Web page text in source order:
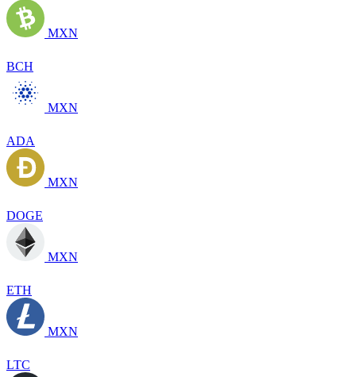
MXN
BCH
MXN
ADA
MXN
DOGE
MXN
ETH
MXN
LTC